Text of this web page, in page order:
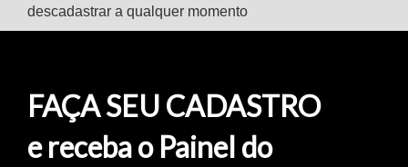
descadastrar a qualquer momento
FAÇA SEU CADASTRO
e receba o Painel do